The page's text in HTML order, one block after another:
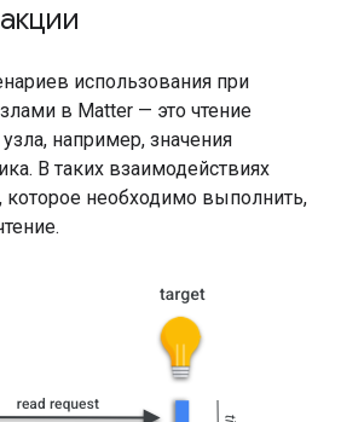
использования при
в Matter — это чтение
например, значения
В таких взаимодействиях
необходимо выполнить,